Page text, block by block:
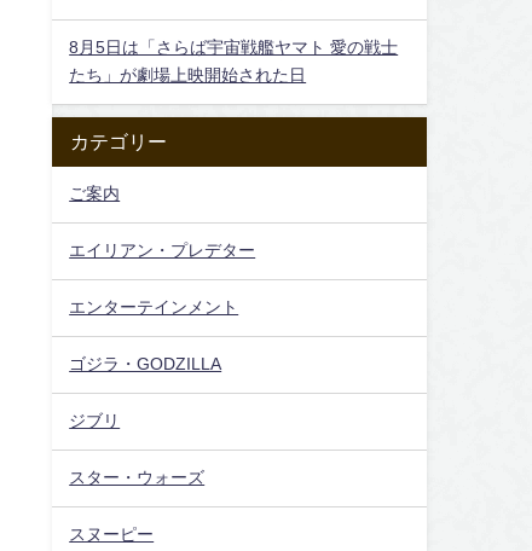
8月5日は「さらば宇宙戦艦ヤマト 愛の戦士
たち」が劇場上映開始された日
カテゴリー
ご案内
エイリアン・プレデター
エンターテインメント
ゴジラ・GODZILLA
ジブリ
スター・ウォーズ
スヌーピー